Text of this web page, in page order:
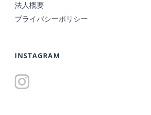
法人概要
プライバシーポリシー
INSTAGRAM